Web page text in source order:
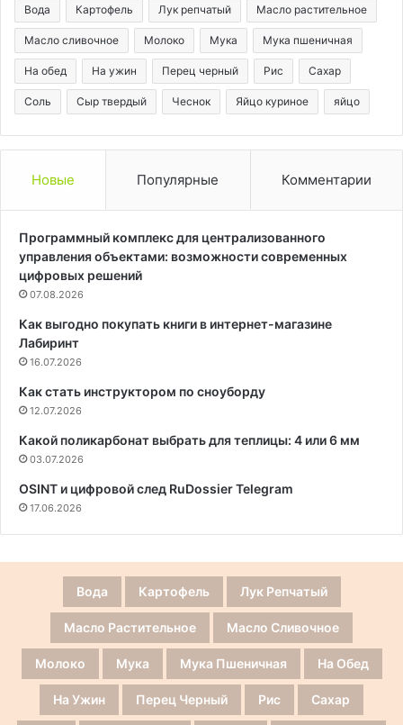
Вода Картофель Лук репчатый Масло растительное
Масло сливочное Молоко Мука Мука пшеничная
На обед На ужин Перец черный Рис Сахар
Соль Сыр твердый Чеснок Яйцо куриное яйцо
Новые Популярные Комментарии
Программный комплекс для централизованного
управления объектами: возможности современных
цифровых решений
07.08.2026
Как выгодно покупать книги в интернет-магазине
Лабиринт
16.07.2026
Как стать инструктором по сноуборду
12.07.2026
Какой поликарбонат выбрать для теплицы: 4 или 6 мм
03.07.2026
OSINT и цифровой след RuDossier Telegram
17.06.2026
Вода Картофель Лук Репчатый
Масло Растительное Масло Сливочное
Молоко Мука Мука Пшеничная На Обед
На Ужин Перец Черный Рис Сахар